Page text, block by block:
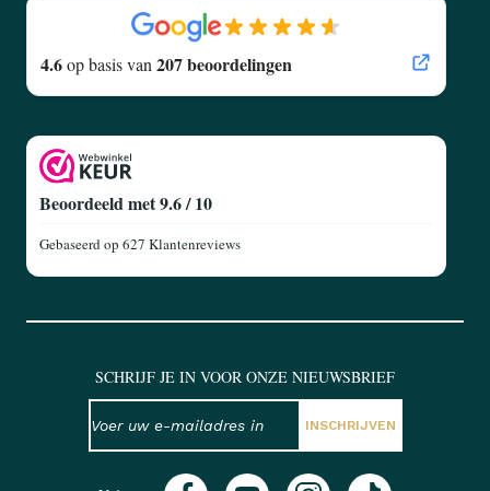
4.6op basis van 207 beoordelingen
Beoordeeld met 9.6 / 10
Gebaseerd op 627 Klantenreviews
SCHRIJF JE IN VOOR ONZE NIEUWSBRIEF
INSCHRIJVEN